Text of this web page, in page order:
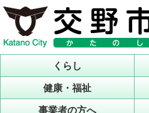
くらし
健康・福祉
事業者の方へ